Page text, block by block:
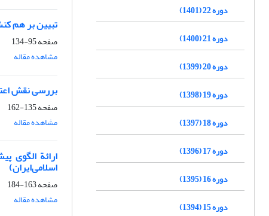
تبیین بر هم
صفحه95-134
مشاهده مقاله
بررسی نقش
صفحه135-162
مشاهده مقاله
اسلامی‌ایران)
صفحه163-184
مشاهده مقاله
دوره 22 (1401)
دوره 21 (1400)
دوره 20 (1399)
دوره 19 (1398)
دوره 18 (1397)
دوره 17 (1396)
دوره 16 (1395)
دوره 15 (1394)